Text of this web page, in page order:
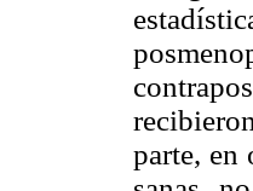
parte, en